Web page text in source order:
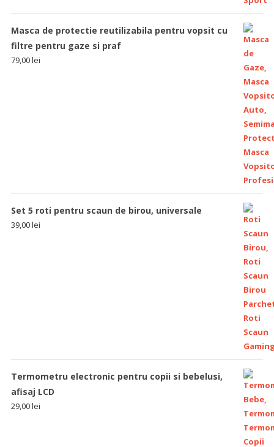
Masca de protectie reutilizabila pentru vopsit cu
filtre pentru gaze si praf
79,00lei
Set 5 roti pentru scaun de birou, universale
39,00lei
Termometru electronic pentru copii si bebelusi,
afisaj LCD
29,00lei